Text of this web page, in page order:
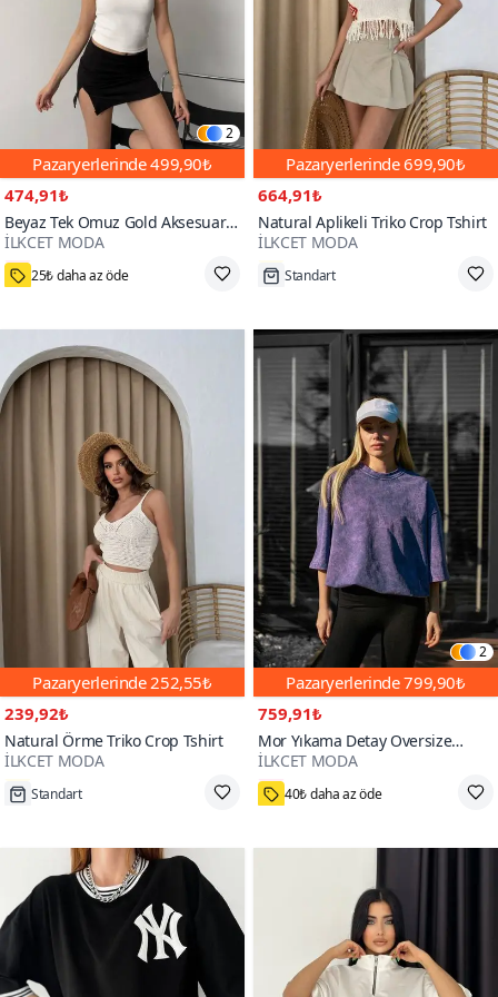
2
Pazaryerlerinde499,90₺
474,91₺
Beyaz Tek Omuz Gold Aksesuarlı
Crop Tshirt
İLKCET MODA
70+
25₺ daha az öde
Pazaryerlerinde699,90₺
664,91₺
Natural Aplikeli Triko Crop Tshirt
İLKCET MODA
Standart
Pazaryerlerinde252,55₺
239,92₺
Natural Örme Triko Crop Tshirt
İLKCET MODA
Standart
2
Pazaryerlerinde799,90₺
759,91₺
Mor Yıkama Detay Oversize
Unisex Penye Tshirt
İLKCET MODA
200+
40₺ daha az öde